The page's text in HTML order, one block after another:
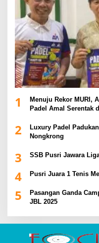
1
Menuju Rekor MURI,
Padel Amal Serentak
2
Luxury Padel
Nongkrong
3 SSB Pusri Jawara
4 Pusri Juara 1 Tenis
5
Pasangan Ganda
JBL 2025